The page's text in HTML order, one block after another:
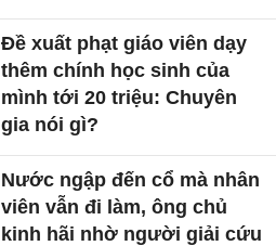
Đề xuất phạt giáo viên dạy
thêm chính học sinh của
mình tới 20 triệu: Chuyên
gia nói gì?
Nước ngập đến cổ mà nhân
viên vẫn đi làm, ông chủ
kinh hãi nhờ người giải cứu